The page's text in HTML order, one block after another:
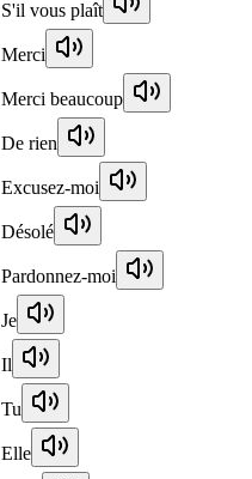
S'il vous plaît
Merci
Merci beaucoup
De rien
Excusez-moi
Désolé
Pardonnez-moi
Je
Il
Tu
Elle